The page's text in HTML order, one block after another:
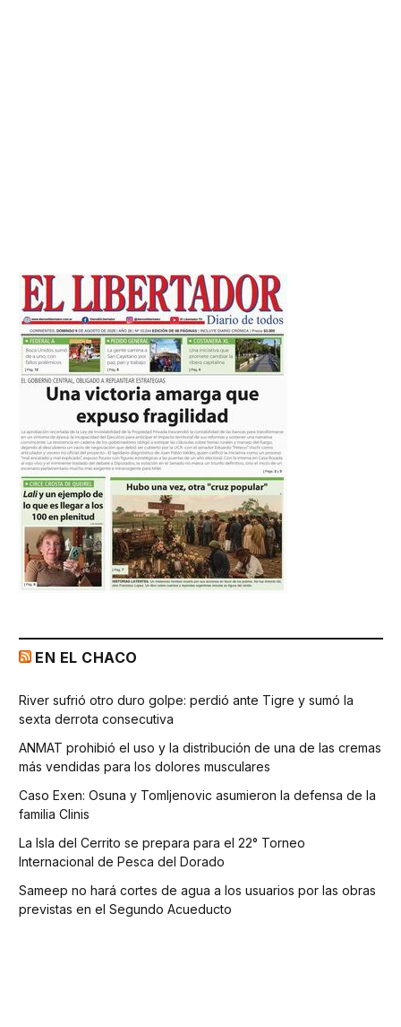
EN EL CHACO
River sufrió otro duro golpe: perdió ante Tigre y sumó la
sexta derrota consecutiva
ANMAT prohibió el uso y la distribución de una de las cremas
más vendidas para los dolores musculares
Caso Exen: Osuna y Tomljenovic asumieron la defensa de la
familia Clinis
La Isla del Cerrito se prepara para el 22° Torneo
Internacional de Pesca del Dorado
Sameep no hará cortes de agua a los usuarios por las obras
previstas en el Segundo Acueducto